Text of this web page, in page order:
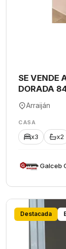
SE VENDE
DORADA
Arraiján
CASA
x3 x2
Destacada